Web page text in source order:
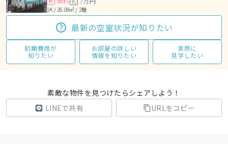
1K / 26.08㎡ / 2階
最新の空室状況が知りたい
初期費用が
知りたい
お部屋の詳しい
情報を知りたい
実際に
見学したい
素敵な物件を見つけたらシェアしよう！
LINEで共有
URLをコピー